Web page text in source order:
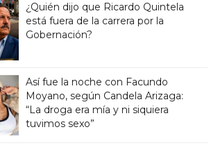
¿Quién dijo que Ricardo Quintela
está fuera de la carrera por la
Gobernación?
Así fue la noche con Facundo
Moyano, según Candela Arizaga:
“La droga era mía y ni siquiera
tuvimos sexo”